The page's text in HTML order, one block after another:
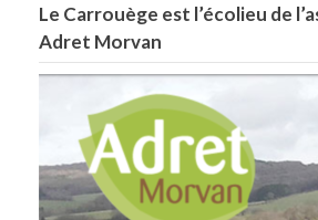
Le Carrouège est l’écolieu de
Adret Morvan